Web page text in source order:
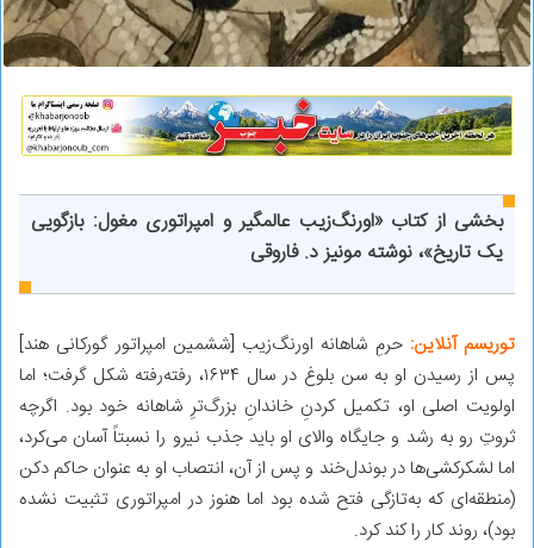
بخشی از کتاب «اورنگ‌زیب عالمگیر و امپراتوری مغول: بازگویی
یک تاریخ»، نوشته مونیز د. فاروقی
توریسم آنلاین: حرمِ شاهانه‌ اورنگ‌زیب [ششمین امپراتور گورکانی هند]
پس از رسیدن او به سن بلوغ در سال ۱۶۳۴، رفته‌رفته شکل گرفت؛ اما
اولویت اصلی او، تکمیل کردنِ خاندانِ بزرگ‌ترِ شاهانه‌ خود بود. اگرچه
ثروتِ رو به رشد و جایگاه والای او باید جذب نیرو را نسبتاً آسان می‌کرد،
اما لشکرکشی‌ها در بوندل‌خند و پس از آن، انتصاب او به عنوان حاکم دکن
(منطقه‌ای که به‌تازگی فتح شده بود اما هنوز در امپراتوری تثبیت نشده
بود)، روند کار را کند کرد.